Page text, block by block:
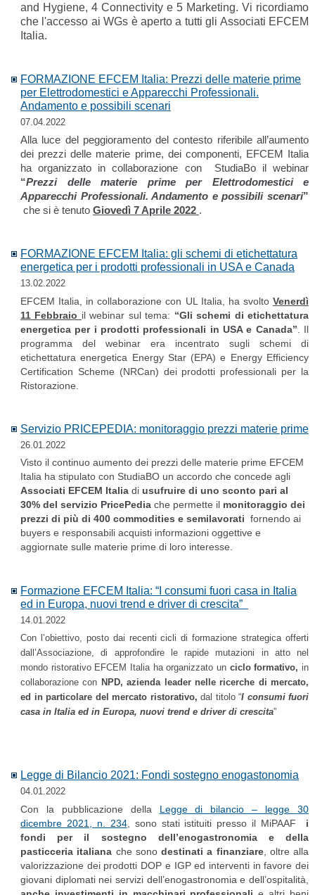
and Hygiene, 4 Connectivity e 5 Marketing. Vi ricordiamo
che l'accesso ai WGs è aperto a tutti gli Associati EFCEM
Italia.
FORMAZIONE EFCEM Italia: Prezzi delle materie prime
per Elettrodomestici e Apparecchi Professionali.
Andamento e possibili scenari
07.04.2022
Alla luce del peggioramento del contesto riferibile all’aumento
dei prezzi delle materie prime, dei componenti, EFCEM Italia
ha organizzato in collaborazione con StudiaBo il webinar
“Prezzi delle materie prime per Elettrodomestici e
Apparecchi Professionali. Andamento e possibili scenari”
che si è tenuto Giovedì 7 Aprile 2022 .
FORMAZIONE EFCEM Italia: gli schemi di etichettatura
energetica per i prodotti professionali in USA e Canada
13.02.2022
EFCEM Italia, in collaborazione con UL Italia, ha svoltoVenerdì
11 Febbraio il webinar sul tema: “Gli schemi di etichettatura
energetica per i prodotti professionali in USA e Canada” . Il
programma del webinar era incentrato sugli schemi di
etichettatura energetica Energy Star (EPA) e Energy Efficiency
Certification Scheme (NRCan) dei prodotti professionali per la
Ristorazione.
Servizio PRICEPEDIA: monitoraggio prezzi materie prime
26.01.2022
Visto il continuo aumento dei prezzi delle materie prime EFCEM
Italia ha stipulato con StudiaBO un accordo che concede agli
Associati EFCEM Italia di usufruire di uno sconto pari al
30% del servizio PricePedia che permette il monitoraggio dei
prezzi di più di 400 commodities e semilavorati fornendo ai
buyers e responsabili acquisti informazioni oggettive e
aggiornate sulle materie prime di loro interesse.
Formazione EFCEM Italia: “I consumi fuori casa in Italia
ed in Europa, nuovi trend e driver di crescita”
14.01.2022
Con l’obiettivo, posto dai recenti cicli di formazione strategica offerti
dall’Associazione, di approfondire le rapide mutazioni in atto nel
mondo ristorativo EFCEM Italia ha organizzato un ciclo formativo, in
collaborazione con NPD, azienda leader nelle ricerche di mercato,
ed in particolare del mercato ristorativo,dal titolo “I consumi fuori
casa in Italia ed in Europa, nuovi trend e driver di crescita”
Legge di Bilancio 2021: Fondi sostegno enogastonomia
04.01.2022
Con la pubblicazione della Legge di bilancio – legge 30
dicembre 2021, n. 234, sono stati istituiti presso il MiPAAF
i
fondi per il sostegno dell’enogastronomia e della
pasticceria italiana che sonodestinati a finanziare, oltre alla
valorizzazione dei prodotti DOP e IGP ed interventi in favore dei
giovani diplomati nei servizi dell’enogastronomia e dell’ospitalità,